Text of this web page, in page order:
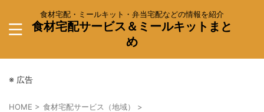
食材宅配・ミールキット・弁当宅配などの情報を紹介
食材宅配サービス＆ミールキットまと
め
※ 広告
HOME > 食材宅配サービス（地域） >